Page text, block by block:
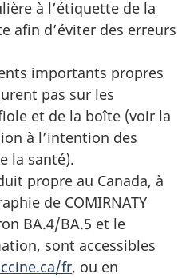
à l’étiquette de la
afin d’éviter des erreurs
importants propres
pas sur les
et de la boîte (voir la
à l’intention des
la santé).
propre au Canada, à
de COMIRNATY
BA.4/BA.5 et le
sont accessibles
fr, ou en